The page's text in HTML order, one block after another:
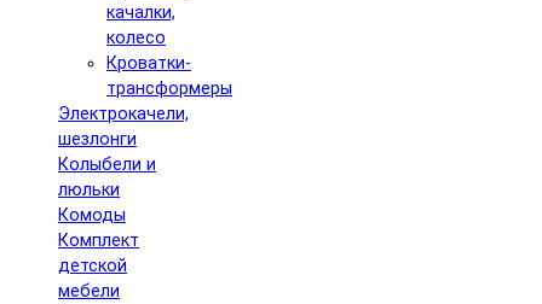
качалки,
колесо
Кроватки-
трансформеры
Электрокачели,
шезлонги
Колыбели и
люльки
Комоды
Комплект
детской
мебели